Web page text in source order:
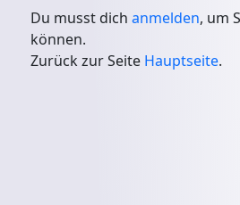
Du musst dichanmelden, um
können.
Zurück zur Seite Hauptseite.